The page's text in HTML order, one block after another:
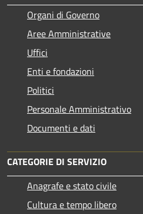
Organi di Governo
Aree Amministrative
Uffici
Enti e fondazioni
Politici
Personale Amministrativo
Documenti e dati
CATEGORIE DI SERVIZIO
Anagrafe e stato civile
Cultura e tempo libero